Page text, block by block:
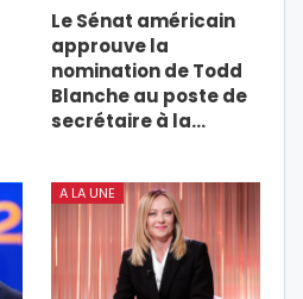
Le Sénat américain
approuve la
nomination de Todd
Blanche au poste de
secrétaire à la…
A LA UNE